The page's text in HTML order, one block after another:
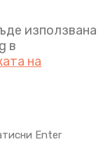
използвана
в
на
Enter